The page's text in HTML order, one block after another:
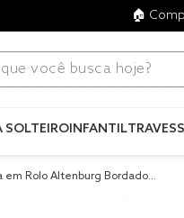
🏠
você busca hoje?
SOLTEIROINFANTIL
em Rolo Altenburg Bordados